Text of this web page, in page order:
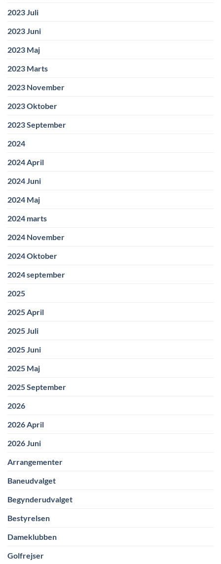
2023 Juli
2023 Juni
2023 Maj
2023 Marts
2023 November
2023 Oktober
2023 September
2024
2024 April
2024 Juni
2024 Maj
2024 marts
2024 November
2024 Oktober
2024 september
2025
2025 April
2025 Juli
2025 Juni
2025 Maj
2025 September
2026
2026 April
2026 Juni
Arrangementer
Baneudvalget
Begynderudvalget
Bestyrelsen
Dameklubben
Golfrejser